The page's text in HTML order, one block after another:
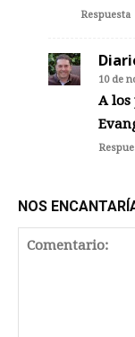
Respuesta
10 de
A los
NOS